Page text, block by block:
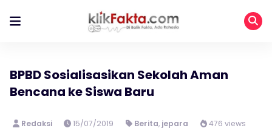
BPBD Sosialisasikan Sekolah Aman
Bencana ke Siswa Baru
Redaksi 15/07/2019 Berita, jepara 476 views